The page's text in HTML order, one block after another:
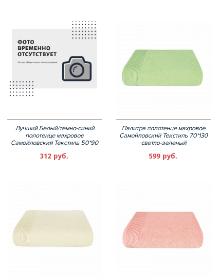
Лучший Белый/темно-синий
полотенце махровое
Самойловский Текстиль 50*90
312 руб.
Палитра полотенце махровое
Самойловский Текстиль 70*130
светло-зеленый
599 руб.